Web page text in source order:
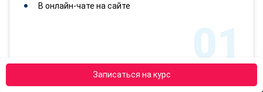
Записаться на курс
В онлайн-чате на сайте
01